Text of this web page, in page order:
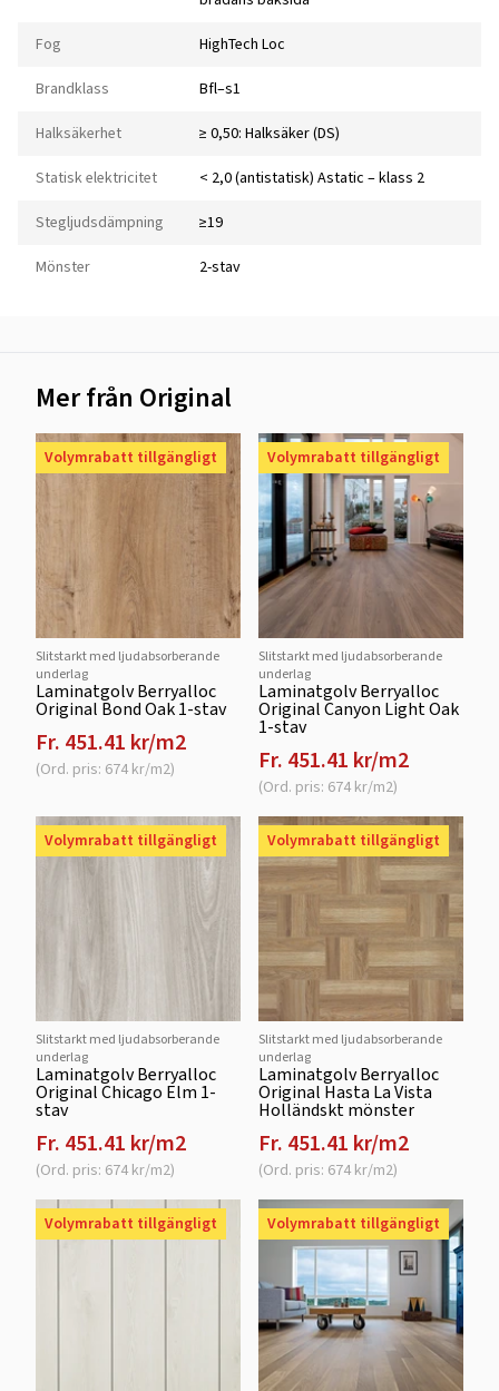
Fog HighTech Loc
Brandklass Bfl–s1
Halksäkerhet ≥ 0,50: Halksäker (DS)
Statisk elektricitet < 2,0 (antistatisk) Astatic – klass 2
Stegljudsdämpning ≥19
Mönster 2-stav
Mer från Original
Volymrabatt tillgängligt
Slitstarkt med ljudabsorberande
underlag
Laminatgolv Berryalloc
Original Bond Oak 1-stav
Fr. 451.41 kr/m2
(Ord. pris: 674 kr/m2)
Volymrabatt tillgängligt
Slitstarkt med ljudabsorberande
underlag
Laminatgolv Berryalloc
Original Canyon Light Oak
1-stav
Fr. 451.41 kr/m2
(Ord. pris: 674 kr/m2)
Volymrabatt tillgängligt
Slitstarkt med ljudabsorberande
underlag
Laminatgolv Berryalloc
Original Chicago Elm 1-
stav
Fr. 451.41 kr/m2
(Ord. pris: 674 kr/m2)
Volymrabatt tillgängligt
Slitstarkt med ljudabsorberande
underlag
Laminatgolv Berryalloc
Original Hasta La Vista
Holländskt mönster
Fr. 451.41 kr/m2
(Ord. pris: 674 kr/m2)
Volymrabatt tillgängligt Volymrabatt tillgängligt